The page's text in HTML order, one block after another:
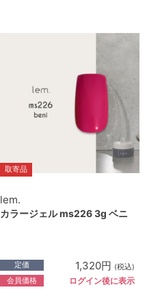
取寄品
lem.
カラージェル ms226 3g ベニ
定価 1,320円 (税込)
会員価格 ログイン後に表示